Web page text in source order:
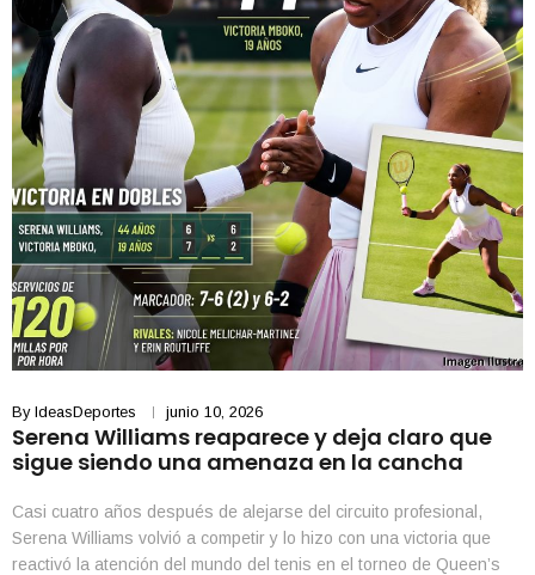
By IdeasDeportes junio 10, 2026
Serena Williams reaparece y deja claro que
sigue siendo una amenaza en la cancha
Casi cuatro años después de alejarse del circuito profesional,
Serena Williams volvió a competir y lo hizo con una victoria que
reactivó la atención del mundo del tenis en el torneo de Queen’s